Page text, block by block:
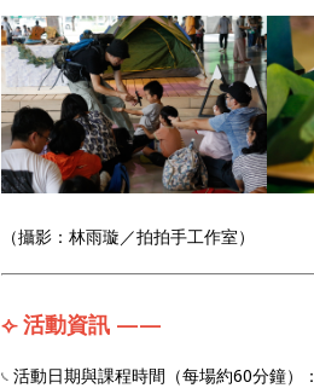
（攝影：林雨璇／拍拍手工作室）
⟣ 活動資訊 ——
𓏹 活動日期與課程時間（每場約60分鐘）：